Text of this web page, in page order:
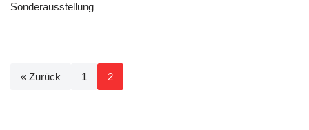
Sonderausstellung
« Zurück 1 2